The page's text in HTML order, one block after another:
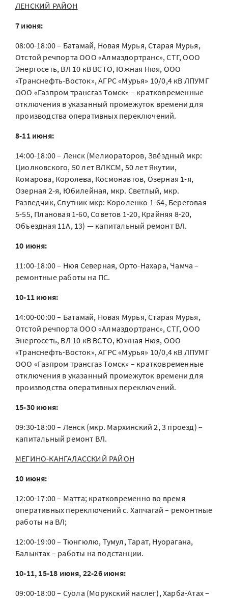
ЛЕНСКИЙ РАЙОН
7 июня:
08:00-18:00 – Батамай, Новая Мурья, Старая Мурья,
Отстой речпорта ООО «Алмаздортранс», СТГ, ООО
Энергосеть, ВЛ 10 кВ ВСТО, Южная Нюя, ООО
«Транснефть-Восток», АГРС «Мурья» 10/0,4 кВ ЛПУМГ
ООО «Газпром трансгаз Томск» – кратковременные
отключения в указанный промежуток времени для
производства оперативных переключений.
8-11 июня:
14:00-18:00 – Ленск (Мелиораторов, Звёздный мкр:
Циолковского, 50 лет ВЛКСМ, 50 лет Якутии,
Комарова, Королева, Космонавтов, Озерная 1-я,
Озерная 2-я, Юбилейная, мкр. Светлый, мкр.
Разведчик, Спутник мкр: Короленко 1-64, Береговая
5-55, Плановая 1-60, Советов 1-20, Крайняя 8-20,
Объездная 11А, 13) — капитальный ремонт ВЛ.
10 июня:
11:00-18:00 – Нюя Северная, Орто-Нахара, Чамча –
ремонтные работы на ПС.
10-11 июня:
14:00-00:00 – Батамай, Новая Мурья, Старая Мурья,
Отстой речпорта ООО «Алмаздортранс», СТГ, ООО
Энергосеть, ВЛ 10 кВ ВСТО, Южная Нюя, ООО
«Транснефть-Восток», АГРС «Мурья» 10/0,4 кВ ЛПУМГ
ООО «Газпром трансгаз Томск» – кратковременные
отключения в указанный промежуток времени для
производства оперативных переключений.
15-30 июня:
09:30-18:00 – Ленск (мкр. Мархинский 2, 3 проезд) –
капитальный ремонт ВЛ.
МЕГИНО-КАНГАЛАССКИЙ РАЙОН
10 июня:
12:00-17:00 – Матта; кратковременно во время
оперативных переключений с. Хапчагай – ремонтные
работы на ВЛ;
12:00-19:00 – Тюнгюлю, Тумул, Тарат, Нуорагана,
Балыктах – работы на подстанции.
10-11, 15-18 июня, 22-26 июня:
09:00-18:00 – Суола (Морукский наслег), Харба-Атах –